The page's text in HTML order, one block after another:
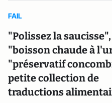
FAIL
"Polissez la saucisse",
"boisson chaude à
"préservatif
petite collection de
traductions